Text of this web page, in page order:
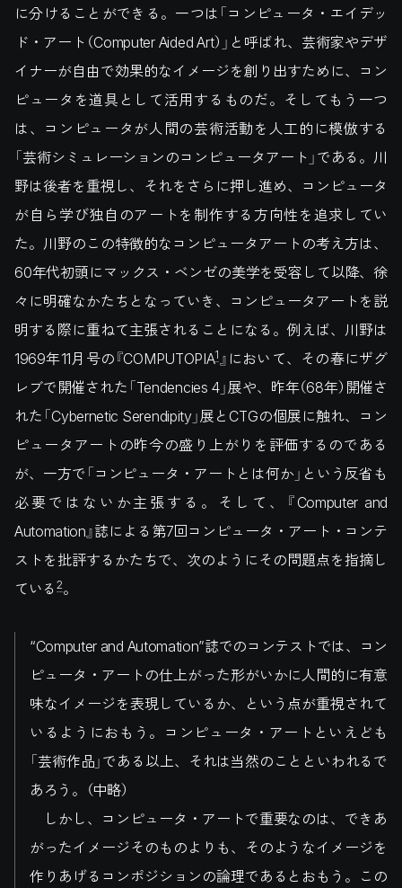
に分けることができる。一つは「コンピュータ・エイデッ
ド・アート（Computer Aided Art）」と呼ばれ、芸術家やデザ
イナーが自由で効果的なイメージを創り出すために、コン
ピュータを道具として活用するものだ。そしてもう一つ
は、コンピュータが人間の芸術活動を人工的に模倣する
「芸術シミュレーションのコンピュータアート」である。川
野は後者を重視し、それをさらに押し進め、コンピュータ
が自ら学び独自のアートを制作する方向性を追求してい
た。川野のこの特徴的なコンピュータアートの考え方は、
60年代初頭にマックス・ベンゼの美学を受容して以降、徐
々に明確なかたちとなっていき、コンピュータアートを説
明する際に重ねて主張されることになる。例えば、川野は
1969年11月号の『COMPUTOPIA1』において、その春にザグ
レブで開催された「Tendencies 4」展や、昨年（68年）開催さ
れた「Cybernetic Serendipity」展とCTGの個展に触れ、コン
ピュータアートの昨今の盛り上がりを評価するのである
が、一方で「コンピュータ・アートとは何か」という反省も
必要ではないか主張する。そして、『Computer and
Automation』誌による第7回コンピュータ・アート・コンテ
ストを批評するかたちで、次のようにその問題点を指摘し
ている2。
“Computer and Automation”誌でのコンテストでは、コン
ピュータ・アートの仕上がった形がいかに人間的に有意
味なイメージを表現しているか、という点が重視されて
いるようにおもう。コンピュータ・アートといえども
「芸術作品」である以上、それは当然のことといわれるで
あろう。（中略）
しかし、コンピュータ・アートで重要なのは、できあ
がったイメージそのものよりも、そのようなイメージを
作りあげるコンポジションの論理であるとおもう。この